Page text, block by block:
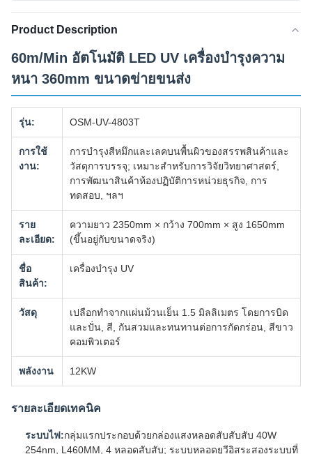
Product Description
60m/Min อัตโนมัติ LED UV เครื่องบํารุงความ
หนา 360mm ขนาดข่ายขนส่ง
รุ่น: OSM-UV-4803T
การใช้
งาน:
การบํารุงสีหมึกและเลคบนพื้นผิวของสรรพสินค้าและ
วัสดุการบรรจุ; เหมาะสําหรับการวิจัยวิทยาศาสตร์,
การพัฒนาสินค้าห้องปฏิบัติการหน่วยธุรกิจ, การ
ทดสอบ, ฯลฯ
ราย
ละเอียด:
ความยาว 2350mm × กว้าง 700mm × สูง 1650mm
(ขึ้นอยู่กับขนาดจริง)
ชื่อ
สินค้า:
เครื่องบํารุง UV
วัสดุ
เปลือกทําจากแผ่นม้วนเย็น 1.5 มิลลิเมตร โดยการบิด
และปั่น, สี, กันสวมและทนทานต่อการกัดกร่อน, สีขาว
คอมพิวเตอร์
พลังงาน 12KW
รายละเอียดเทคนิค
ระบบไฟ:กลุ่มแรกประกอบด้วยกล่องแสงหลอดสับสับสับ 40W
254nm, L460MM, 4 หลอดสับสับ; ระบบหลอดยูวีอิสระสองระบบที่